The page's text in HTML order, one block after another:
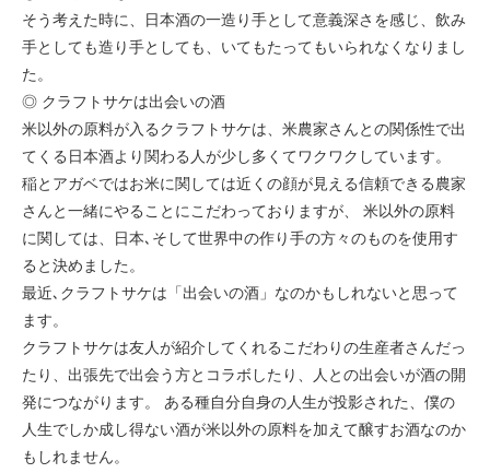
そう考えた時に、日本酒の一造り手として意義深さを感じ、飲み
手としても造り手としても、いてもたってもいられなくなりまし
た。
◎ クラフトサケは出会いの酒
米以外の原料が入るクラフトサケは、米農家さんとの関係性で出
てくる日本酒より関わる人が少し多くてワクワクしています。
稲とアガベではお米に関しては近くの顔が見える信頼できる農家
さんと一緒にやることにこだわっておりますが、 米以外の原料
に関しては、日本､そして世界中の作り手の方々のものを使用す
ると決めました。
最近､クラフトサケは「出会いの酒」なのかもしれないと思って
ます。
クラフトサケは友人が紹介してくれるこだわりの生産者さんだっ
たり、出張先で出会う方とコラボしたり、人との出会いが酒の開
発につながります。 ある種自分自身の人生が投影された、僕の
人生でしか成し得ない酒が米以外の原料を加えて醸すお酒なのか
もしれません。